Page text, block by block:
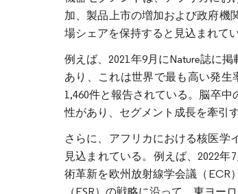
加、製品上市の増加および政府機
場シェアを保持すると見込まれてい
例えば、2021年9月にNature誌に
あり、これは世界で最も高い発生
1,460件と報告されている。脳卒
性があり、セグメント成長を牽引
さらに、アフリカにおける核医学
見込まれている。例えば、2022年
術革新を欧州放射線学会議（ECR